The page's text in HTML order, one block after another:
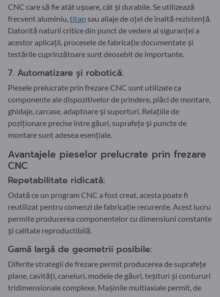
CNC care să fie atât ușoare, cât și durabile. Se utilizează
frecvent aluminiu,titan sau aliaje de oțel de înaltă rezistență.
Datorită naturii critice din punct de vedere al siguranței a
acestor aplicații, procesele de fabricație documentate și
testările cuprinzătoare sunt deosebit de importante.
7. Automatizare și robotică:
Piesele prelucrate prin frezare CNC sunt utilizate ca
componente ale dispozitivelor de prindere, plăci de montare,
ghidaje, carcase, adaptoare și suporturi. Relațiile de
poziționare precise între găuri, suprafețe și puncte de
montare sunt adesea esențiale.
Avantajele pieselor prelucrate prin frezare
CNC
Repetabilitate ridicată:
Odată ce un program CNC a fost creat, acesta poate fi
reutilizat pentru comenzi de fabricație recurente. Acest lucru
permite producerea componentelor cu dimensiuni constante
și calitate reproductibilă.
Gamă largă de geometrii posibile:
Diferite strategii de frezare permit producerea de suprafețe
plane, cavități, caneluri, modele de găuri, teșituri și contururi
tridimensionale complexe. Mașinile multiaxiale permit, de